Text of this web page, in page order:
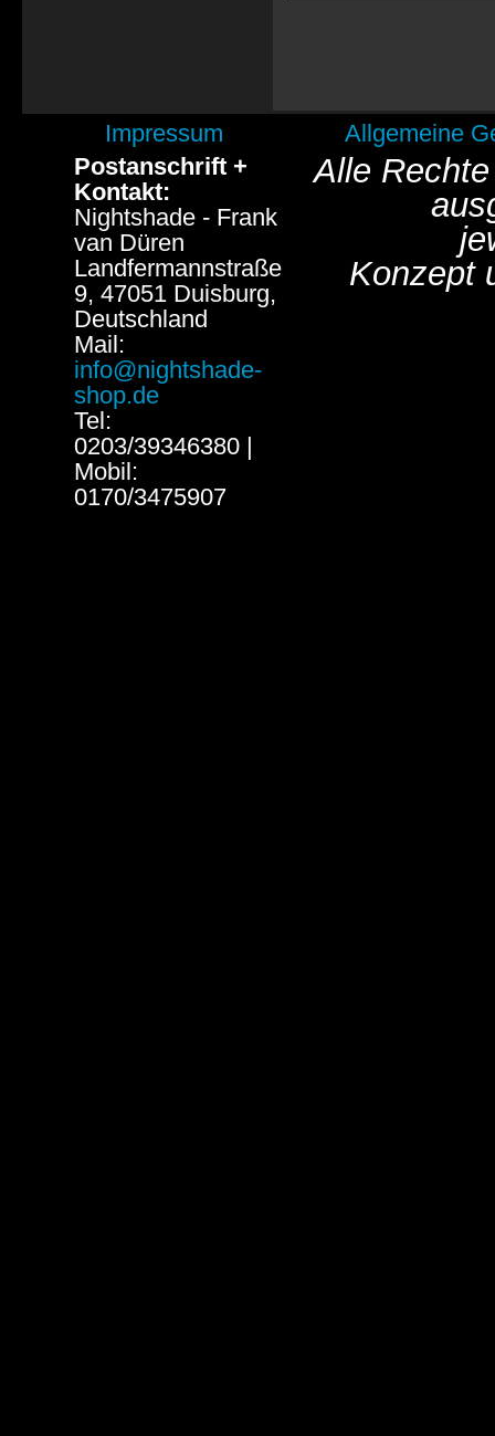
Impressum
Allgemeine
Postanschrift +
Kontakt:
Nightshade - Frank
van Düren
Landfermannstraße
9, 47051 Duisburg,
Deutschland
Mail:
info@nightshade-
shop.de
Tel:
0203/39346380 |
Mobil:
0170/3475907
Alle
Konzept